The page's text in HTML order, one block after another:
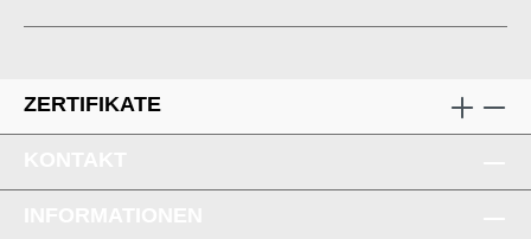
ZERTIFIKATE